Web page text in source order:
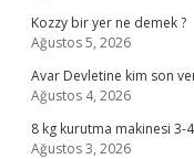
Kozzy bir yer ne demek ?
Ağustos 5, 2026
Avar Devletine kim son
Ağustos 4, 2026
8 kg kurutma makinesi
Ağustos 3, 2026